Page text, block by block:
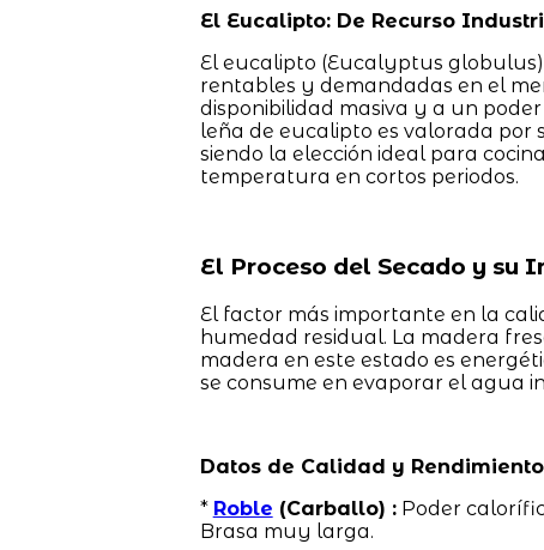
El Eucalipto: De Recurso
El eucalipto (Eucalyptus
rentables y demandadas en el
disponibilidad masiva y a un
leña de eucalipto es valorada
siendo la elección ideal para
temperatura en cortos periodos.
El Proceso del Secado y su
El factor más importante en la
humedad residual. La madera
madera en este estado es
se consume en evaporar el agua
Datos de Calidad y
* Roble (Carballo) :Poder
Brasa muy larga.